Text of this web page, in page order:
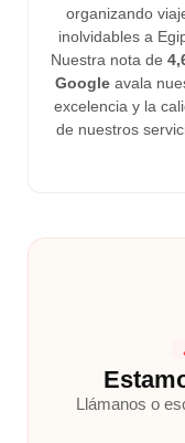
organizando
inolvidables a
Nuestra nota de
Googleavala
excelencia y la
de nuestros
Llámanos o